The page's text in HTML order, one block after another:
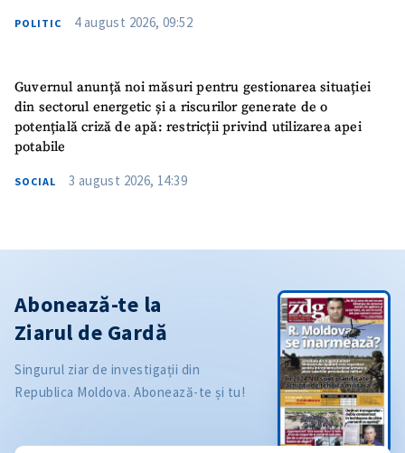
POLITIC 4 august 2026, 09:52
Guvernul anunță noi măsuri pentru gestionarea situației
din sectorul energetic și a riscurilor generate de o
potențială criză de apă: restricții privind utilizarea apei
potabile
SOCIAL 3 august 2026, 14:39
Abonează-te la
Ziarul de Gardă
Singurul ziar de investigații din
Republica Moldova. Abonează-te și tu!